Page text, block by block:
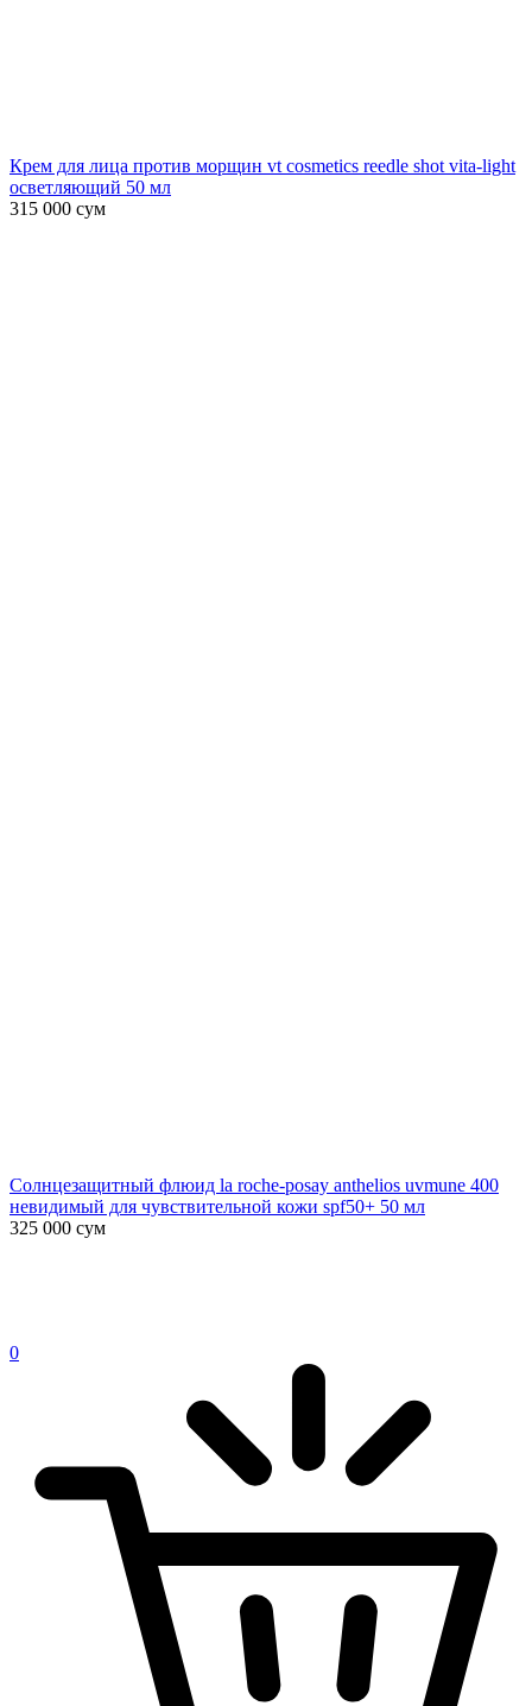
Крем для лица против морщин vt cosmetics reedle shot vita-light
осветляющий 50 мл
315 000 сум
Солнцезащитный флюид la roche-posay anthelios uvmune 400
невидимый для чувствительной кожи spf50+ 50 мл
325 000 сум
0